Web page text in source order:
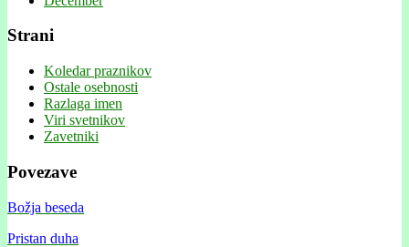
Strani
Koledar praznikov
Ostale osebnosti
Razlaga imen
Viri svetnikov
Zavetniki
Povezave
Božja beseda
Pristan duha